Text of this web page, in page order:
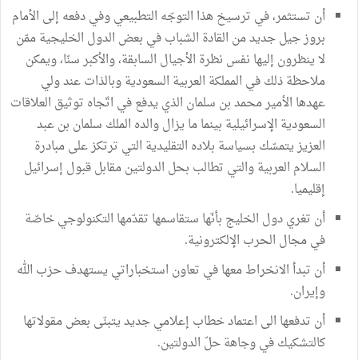
أن تستثمر، في ترسيخ هذا التوجّه التطبيعي وفي دفعه إلى الأمام
بروز جيل جديد من القادة الشباب في بعض الدول الخليجية ممّن
لا ينظرون إليها نفس نظرة الأجيال السابقة، والأكبر سنّا، ويمكن
ملاحظة ذلك في المملكة العربية السعودية وبالذات عند ولي
عهدها الأمير محمد بن سلمان الذي يدفع في اتّجاه توثيق العلاقات
السعودية الإسرائيلية بينما ما يزال والده الملك سلمان بن عبد
العزيز يتمسّك بسياسة بلاده التقليدية التي ترتكز على مبادرة
السلام العربية والتي تطالب بحل الدولتين مقابل قبول إسرائيل
إقليميا.
أن تغري دول الخليج بأنّها ستقاسمها تقدّمها التكنولوجي خاصّة
في مجال الحرب الإلكترونية.
أن تبدأ الانخراط معها في تعاون استخباراتي يستهدف حزب الله
وإيران.
أن تدفعها الى اعتماد خطاب إعلامي جديد يتبنّى بعض مقولاتها
كالتشكيك في وجاهة حلّ الدولتين.